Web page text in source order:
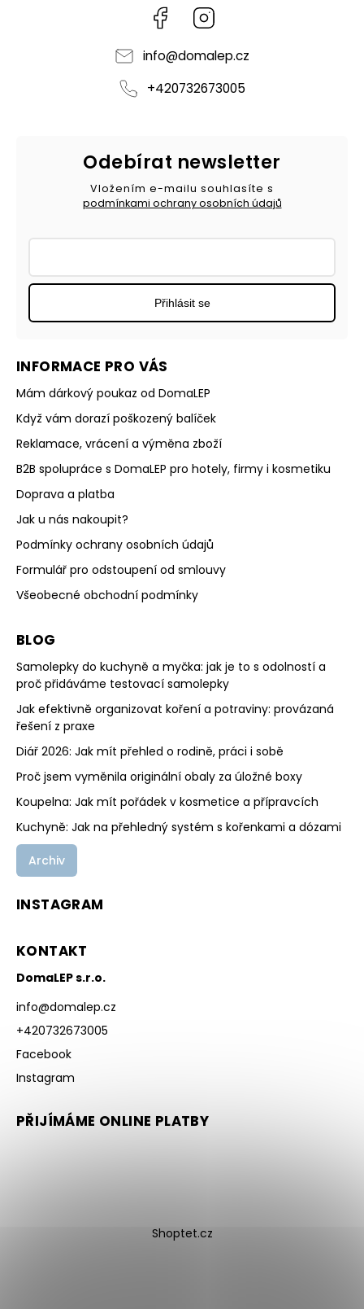
Facebook
info@domalep.cz
+420732673005
INFORMACE PRO VÁS
Mám dárkový poukaz od DomaLEP
Když vám dorazí poškozený balíček
Reklamace, vrácení a výměna zboží
B2B spolupráce s DomaLEP pro hotely, firmy i kosmetiku
Doprava a platba
Jak u nás nakoupit?
Podmínky ochrany osobních údajů
Formulář pro odstoupení od smlouvy
Všeobecné obchodní podmínky
BLOG
Samolepky do kuchyně a myčka: jak je to s odolností a
proč přidáváme testovací samolepky
Jak efektivně organizovat koření a potraviny: provázaná
řešení z praxe
Diář 2026: Jak mít přehled o rodině, práci i sobě
Proč jsem vyměnila originální obaly za úložné boxy
Koupelna: Jak mít pořádek v kosmetice a přípravcích
Kuchyně: Jak na přehledný systém s kořenkami a dózami
Archiv
Odebírat newsletter
Vložením e-mailu souhlasíte s
podmínkami ochrany osobních údajů
Přihlásit se
INSTAGRAM
KONTAKT
DomaLEP s.r.o.
info@domalep.cz
+420732673005
Facebook
Instagram
PŘIJÍMÁME ONLINE PLATBY
Shoptet.cz